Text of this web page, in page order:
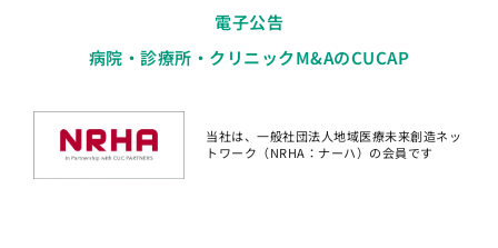
電子公告
病院・診療所・クリニックM&AのCUCAP
当社は、一般社団法人地域医療未来創造ネッ
トワーク（NRHA：ナーハ）の会員です